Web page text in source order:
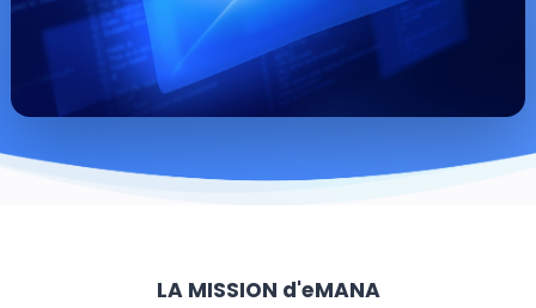
LA MISSION d'eMANA